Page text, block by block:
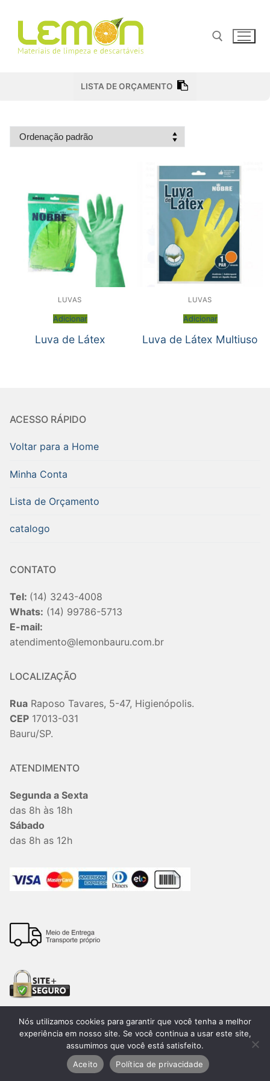
para
conteúdo
Pesquisar por:
LISTA DE ORÇAMENTO
LUVAS
Adicionar
Luva de Látex
LUVAS
Adicionar
Luva de Látex Multiuso
ACESSO RÁPIDO
Voltar para a Home
Minha Conta
Lista de Orçamento
catalogo
CONTATO
Tel: (14) 3243-4008
Whats: (14) 99786-5713
E-mail:
atendimento@lemonbauru.com.br
LOCALIZAÇÃO
Rua Raposo Tavares, 5-47, Higienópolis.
CEP 17013-031
Bauru/SP.
ATENDIMENTO
Segunda a Sexta
das 8h às 18h
Sábado
das 8h as 12h
Todos os direitos reservados. 2026®. Lemon Bauru –
CNPJ:15.205.424/0001-60. Desenvolvido por
Nós utilizamos cookies para garantir que você tenha a melhor
experiência em nosso site. Se você continua a usar este site,
assumimos que você está satisfeito.
Aceito
Política de privacidade